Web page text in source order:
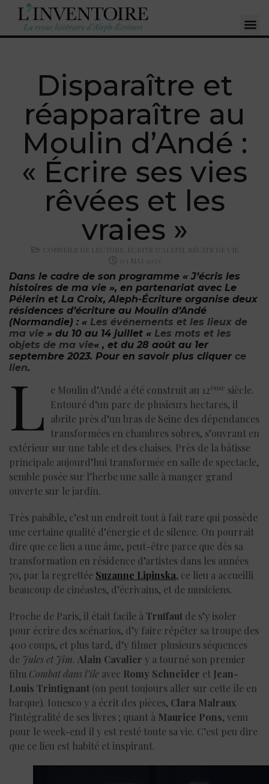
Disparaître et
réapparaître au
Moulin d’Andé :
« Écrire ses vies
rêvées et les
vraies »
CONSEILS DE LECTURE ÉCRITS D'ALEPH RÉCITS DE VIE
03 MAI 2023
Dans le cadre de son programme « J’écris les
histoires de ma vie », en partenariat avec Le
Pélerin et La Croix, Aleph-Écriture organise deux
résidences d’écriture au Moulin d’Andé
(Normandie) : « Les événements et les lieux de
ma vie » du 10 au 14 juillet « Les mots et les
objets de ma vie« , et du 28 août au 1er
septembre 2023. Pour en savoir plus cliquer ce
lien.
L e Moulin d’Andé a été construit au 12ème siècle.
Entouré d’un parc de plusieurs hectares, il
abrite près d’un bras de Seine des dépendances
transformées en chambres sobres, s’ouvrant en
extérieur sur une table et des chaises. Près de la bâtisse
principale aujourd’hui transformée en salle de spectacle,
semble posée sur l’herbe une salle à manger grand
ouverte sur le jardin.
Très paisible, c’est un endroit tout à fait rare qui possède
une certaine qualité d’énergie et de silence. On pourrait
dire que ce lieu a une âme, peut-être parce que dès sa
transformation en résidence d’artistes dans les années
70, par la regrettée Suzanne Lipinska, ce lieu a accueilli
beaucoup de cinéastes, d’écrivains, et de musiciens.
Proche de Paris, il était facile à Truffaut de s’y isoler
pour écrire des scénarios, d’y faire répéter sa troupe des
400 coups, et plus tard, d’y filmer plusieurs séquences
de Jules et Jim. Alain Cavalier y a tourné son premier
film Combat dans l’île avec Romy Schneider et Jean-
Louis Trintignant (on peut toujours aller sur cette île en
barque). Ionesco y a écrit des pièces, Clara Malraux
l’intégralité de ses livres ; quant à Maurice Pons, venu
pour le week-end il y est resté toute sa vie. C’est peu dire
que ce lieu est habité et inspirant.